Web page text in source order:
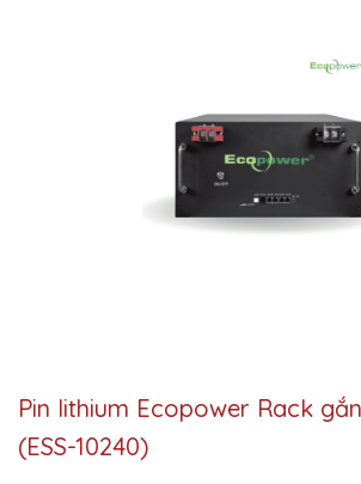
Pin lithium Ecopower Rack
(ESS-10240)